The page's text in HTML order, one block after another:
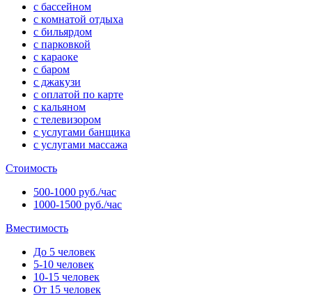
с бассейном
с комнатой отдыха
с бильярдом
с парковкой
с караоке
с баром
с джакузи
с оплатой по карте
с кальяном
с телевизором
с услугами банщика
с услугами массажа
Стоимость
500-1000 руб./час
1000-1500 руб./час
Вместимость
До 5 человек
5-10 человек
10-15 человек
От 15 человек